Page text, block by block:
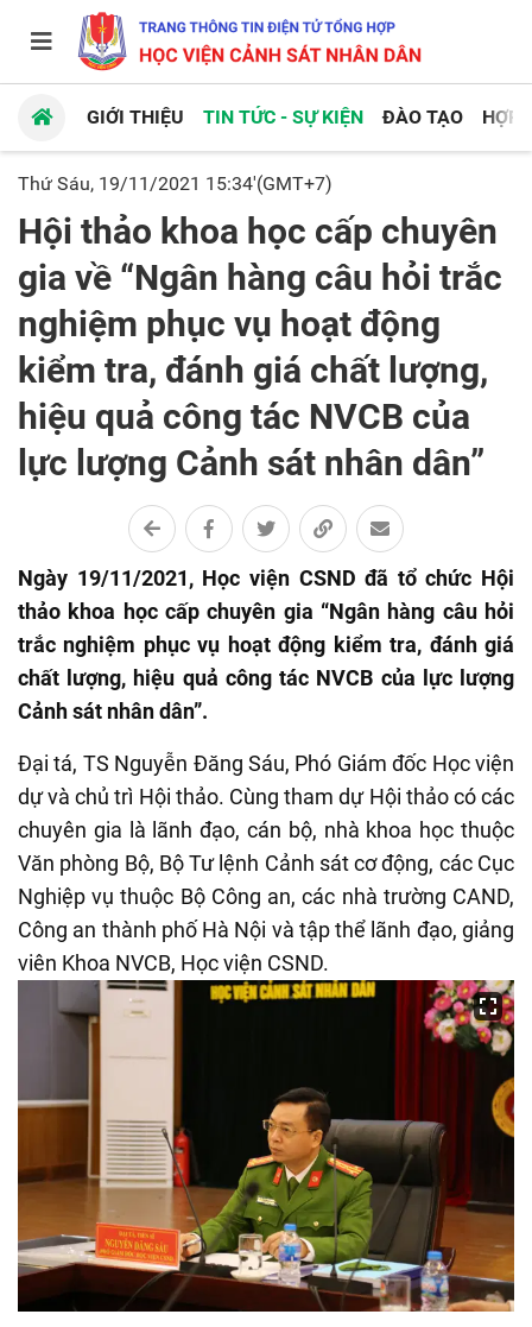
GIỚI THIỆU TIN TỨC - SỰ KIỆN ĐÀO TẠO HỢP
Thứ Sáu, 19/11/2021 15:34'(GMT+7)
Hội thảo khoa học cấp chuyên
gia về “Ngân hàng câu hỏi trắc
nghiệm phục vụ hoạt động
kiểm tra, đánh giá chất lượng,
hiệu quả công tác NVCB của
lực lượng Cảnh sát nhân dân”
Ngày 19/11/2021, Học viện CSND đã tổ chức Hội
thảo khoa học cấp chuyên gia “Ngân hàng câu hỏi
trắc nghiệm phục vụ hoạt động kiểm tra, đánh giá
chất lượng, hiệu quả công tác NVCB của lực lượng
Cảnh sát nhân dân”.
Đại tá, TS Nguyễn Đăng Sáu, Phó Giám đốc Học viện
dự và chủ trì Hội thảo. Cùng tham dự Hội thảo có các
chuyên gia là lãnh đạo, cán bộ, nhà khoa học thuộc
Văn phòng Bộ, Bộ Tư lệnh Cảnh sát cơ động, các Cục
Nghiệp vụ thuộc Bộ Công an, các nhà trường CAND,
Công an thành phố Hà Nội và tập thể lãnh đạo, giảng
viên Khoa NVCB, Học viện CSND.